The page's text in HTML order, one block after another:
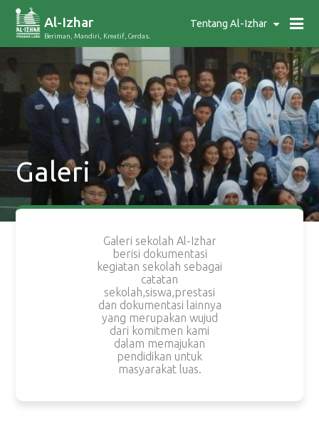
Al-Izhar
Beriman, Mandiri, Kreatif, Cerdas.
Tentang Al-Izhar
Galeri
Galeri sekolah Al-Izhar
berisi dokumentasi
kegiatan sekolah sebagai
catatan
sekolah,siswa,prestasi
dan dokumentasi lainnya
yang merupakan wujud
dari komitmen kami
dalam memajukan
pendidikan untuk
masyarakat luas.